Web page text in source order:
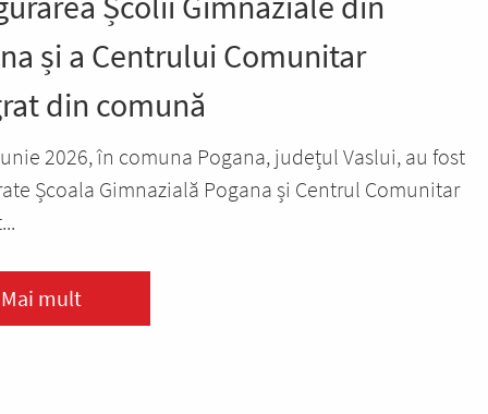
și a Centrului Comunitar
din comună
2026, în comuna Pogana, județul Vaslui, au fost
Școala Gimnazială Pogana și Centrul Comunitar
Mai mult